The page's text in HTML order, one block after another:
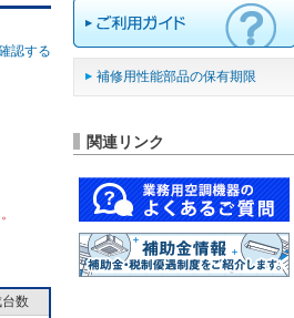
認する
数
補修用性能部品の保有期限
関連リンク